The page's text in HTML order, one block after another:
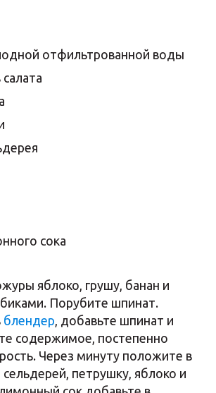
отфильтрованной воды
салата
сока
яблоко, грушу, банан и
Порубите шпинат.
блендер , добавьте шпинат и
содержимое, постепенно
Через минуту положите в
петрушку, яблоко и